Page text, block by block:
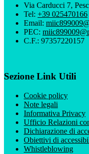
Via Carducci 7,
Tel: +39 025470166
Email:
PEC:
C.F.: 97357220157
Sezione Link Utili
Cookie policy
Note legali
Informativa Privacy
Ufficio Relazioni
Dichiarazione di
Obiettivi di
Whistleblowing